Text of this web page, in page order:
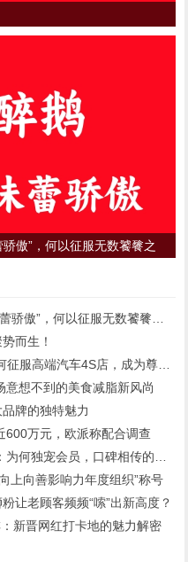
傲”，何以征服无数饕餮之
”，何以征服无数饕餮之心？
而生！
车4S店，成为尊贵客户的定制之选
想不到的美食减脂新风尚
牌的独特魅力
600万元，欧派称配合调查
独宠会员，口碑相传的秘密！
上向善影响力年度组织”称号
让老顾客频频“嗦”出新高度？
新晋网红打卡地的魅力解密